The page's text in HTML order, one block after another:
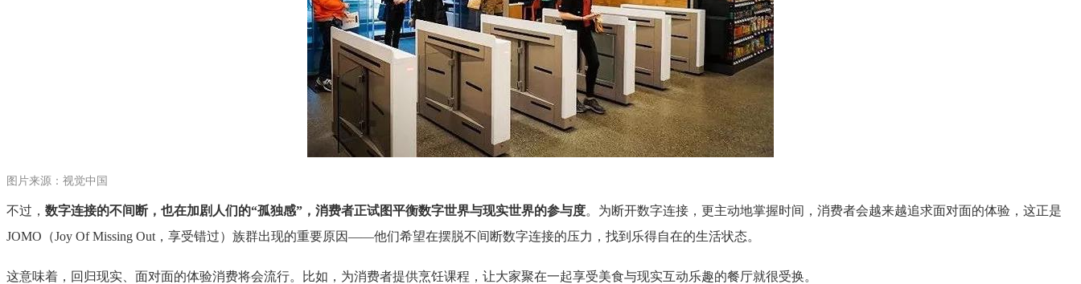
图片来源：视觉中国
不过， 数字连接的不间断，也在加剧人们的“孤独感”，消费者正试图平衡数字世界与现实世界的参与度。为断开数字连接，更主动地掌握时间，消费者会越来越追求面对面的体验，这正是
JOMO（Joy Of Missing Out，享受错过）族群出现的重要原因——他们希望在摆脱不间断数字连接的压力，找到乐得自在的生活状态。
这意味着，回归现实、面对面的体验消费将会流行。比如，为消费者提供烹饪课程，让大家聚在一起享受美食与现实互动乐趣的餐厅就很受换。